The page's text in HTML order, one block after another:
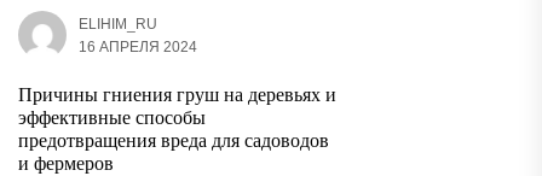
ELIHIM_RU
16 АПРЕЛЯ 2024
Причины гниения груш на деревьях и
эффективные способы
предотвращения вреда для садоводов
и фермеров